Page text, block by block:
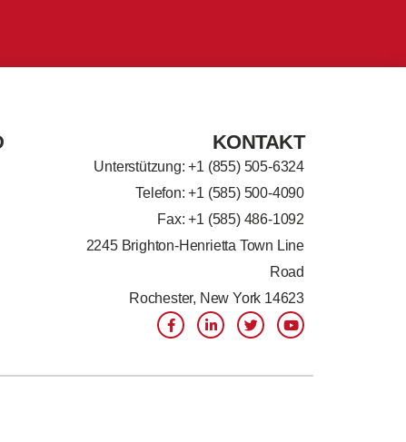
KONTAKT
Unterstützung: +1 (855) 505-6324
Telefon: +1 (585) 500-4090
Fax: +1 (585) 486-1092
2245 Brighton-Henrietta Town Line
Road
Rochester, New York 14623
F
a
b
L
i
e
T
w
t
Y
o
u